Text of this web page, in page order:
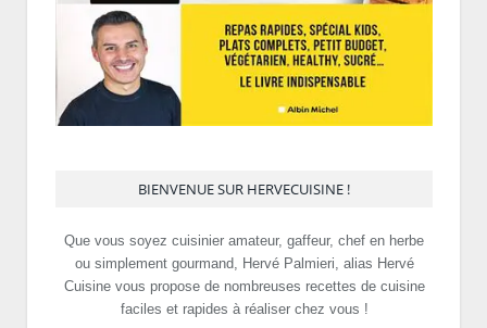
BIENVENUE SUR HERVECUISINE !
Que vous soyez cuisinier amateur, gaffeur, chef en herbe
ou simplement gourmand, Hervé Palmieri, alias Hervé
Cuisine vous propose de nombreuses recettes de cuisine
faciles et rapides à réaliser chez vous !